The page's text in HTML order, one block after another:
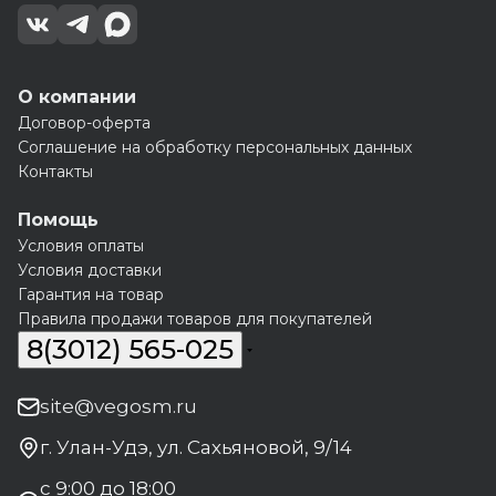
О компании
Договор-оферта
Соглашение на обработку персональных данных
Контакты
Помощь
Условия оплаты
Условия доставки
Гарантия на товар
Правила продажи товаров для покупателей
8(3012) 565-025
site@vegosm.ru
г. Улан-Удэ, ул. Сахьяновой, 9/14
с 9:00 до 18:00